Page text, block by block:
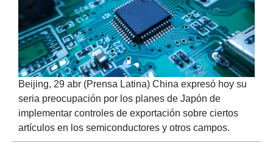
Beijing, 29 abr (Prensa Latina) China expresó hoy su
seria preocupación por los planes de Japón de
implementar controles de exportación sobre ciertos
artículos en los semiconductores y otros campos.